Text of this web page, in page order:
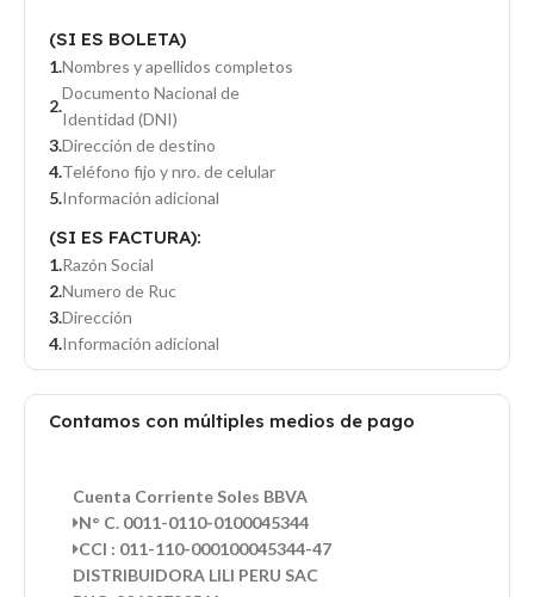
(SI ES BOLETA)
Nombres y apellidos completos
Documento Nacional de
Identidad (DNI)
Dirección de destino
Teléfono fijo y nro. de celular
Información adicional
(SI ES FACTURA):
Razón Social
Numero de Ruc
Dirección
Información adicional
Contamos con múltiples medios de pago
Cuenta Corriente Soles BBVA
N° C. 0011-0110-0100045344
CCI : 011-110-000100045344-47
DISTRIBUIDORA LILI PERU SAC